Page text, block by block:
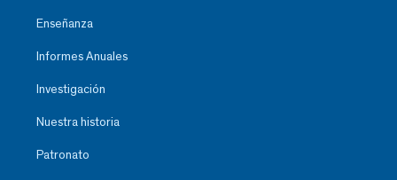
Enseñanza
Informes Anuales
Investigación
Nuestra historia
Patronato